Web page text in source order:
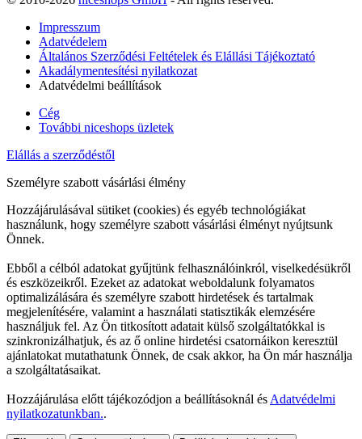
Impresszum
Adatvédelem
Általános Szerződési Feltételek és Elállási Tájékoztató
Akadálymentesítési nyilatkozat
Adatvédelmi beállítások
Cég
További niceshops üzletek
Elállás a szerződéstől
Személyre szabott vásárlási élmény
Hozzájárulásával sütiket (cookies) és egyéb technológiákat
használunk, hogy személyre szabott vásárlási élményt nyújtsunk
Önnek.
Ebből a célból adatokat gyűjtünk felhasználóinkról, viselkedésükről
és eszközeikről. Ezeket az adatokat weboldalunk folyamatos
optimalizálására és személyre szabott hirdetések és tartalmak
megjelenítésére, valamint a használati statisztikák elemzésére
használjuk fel. Az Ön titkosított adatait külső szolgáltatókkal is
szinkronizálhatjuk, és az ő online hirdetési csatornáikon keresztül
ajánlatokat mutathatunk Önnek, de csak akkor, ha Ön már használja
a szolgáltatásaikat.
Hozzájárulása előtt tájékozódjon a beállításoknál és Adatvédelmi
nyilatkozatunkban..